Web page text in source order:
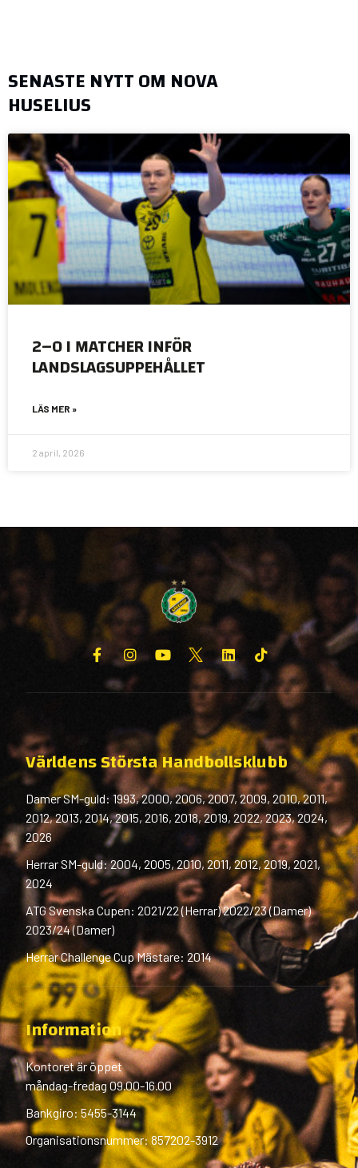
SENASTE NYTT OM NOVA
HUSELIUS
2–0 I MATCHER INFÖR
LANDSLAGSUPPEHÅLLET
LÄS MER »
2 april, 2026
Världens Största Handbollsklubb
Damer SM-guld: 1993, 2000, 2006, 2007, 2009, 2010, 2011,
2012, 2013, 2014, 2015, 2016, 2018, 2019, 2022, 2023, 2024,
2026
Herrar SM-guld: 2004, 2005, 2010, 2011, 2012, 2019, 2021,
2024
ATG Svenska Cupen: 2021/22 (Herrar) 2022/23 (Damer)
2023/24 (Damer)
Herrar Challenge Cup Mästare: 2014
Information
Kontoret är öppet
måndag-fredag 09.00-16.00
Bankgiro: 5455-3144
Organisationsnummer: 857202-3912